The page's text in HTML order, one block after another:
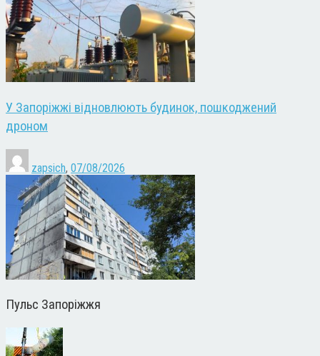
У Запоріжжі відновлюють будинок, пошкоджений
дроном
zapsich, 07/08/2026
Пульс Запоріжжя